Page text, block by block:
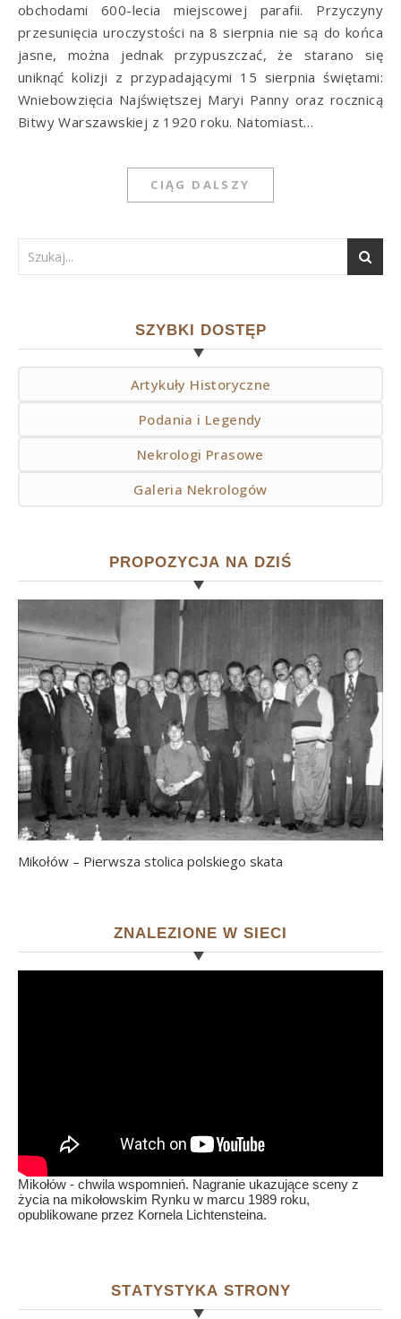
obchodami 600-lecia miejscowej parafii. Przyczyny
przesunięcia uroczystości na 8 sierpnia nie są do końca
jasne, można jednak przypuszczać, że starano się
uniknąć kolizji z przypadającymi 15 sierpnia świętami:
Wniebowzięcia Najświętszej Maryi Panny oraz rocznicą
Bitwy Warszawskiej z 1920 roku. Natomiast…
CIĄG DALSZY
SZYBKI DOSTĘP
Artykuły Historyczne
Podania i Legendy
Nekrologi Prasowe
Galeria Nekrologów
PROPOZYCJA NA DZIŚ
Mikołów – Pierwsza stolica polskiego skata
ZNALEZIONE W SIECI
Mikołów - chwila wspomnień. Nagranie ukazujące sceny z
życia na mikołowskim Rynku w marcu 1989 roku,
opublikowane przez Kornela Lichtensteina.
STATYSTYKA STRONY